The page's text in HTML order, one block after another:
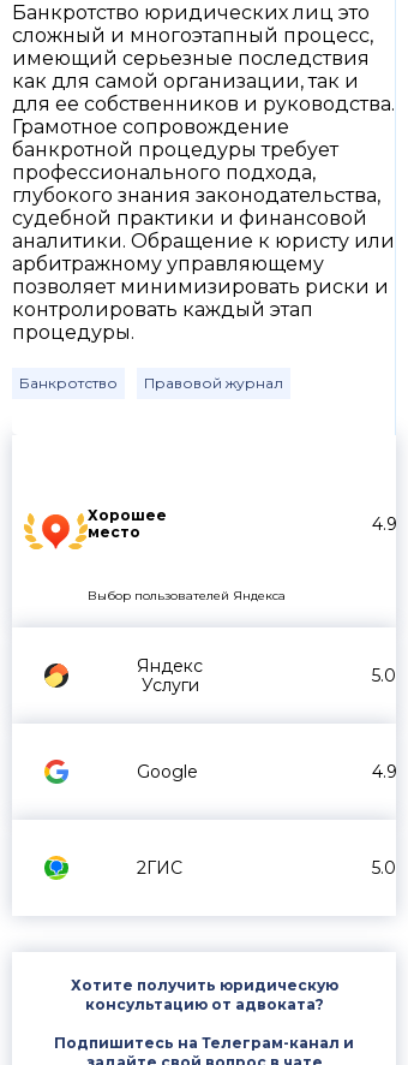
Хорошее
место
4.9
Выбор пользователей Яндекса
Яндекс
Услуги
5.0
Google 4.9
2ГИС 5.0
Хотите получить юридическую
консультацию от адвоката?
Подпишитесь на Телеграм-канал и
Банкротство юридических лиц это
сложный и многоэтапный процесс,
имеющий серьезные последствия
как для самой организации, так и
для ее собственников и руководства.
Грамотное сопровождение
банкротной процедуры требует
профессионального подхода,
глубокого знания законодательства,
судебной практики и финансовой
аналитики. Обращение к юристу или
арбитражному управляющему
позволяет минимизировать риски и
контролировать каждый этап
процедуры.
Банкротство Правовой журнал